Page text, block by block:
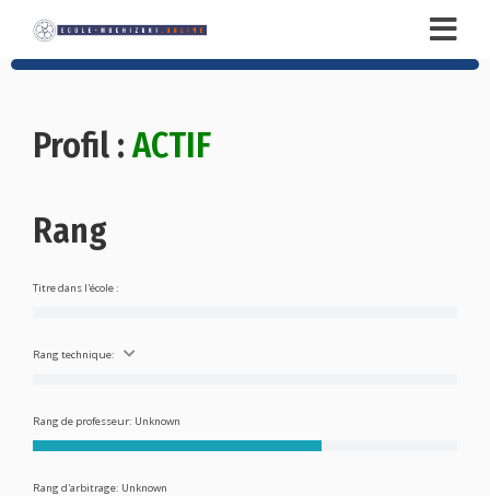
Profil : ACTIF
Rang
Titre dans l'école :
Rang technique:
Rang de professeur: Unknown
Rang d'arbitrage: Unknown